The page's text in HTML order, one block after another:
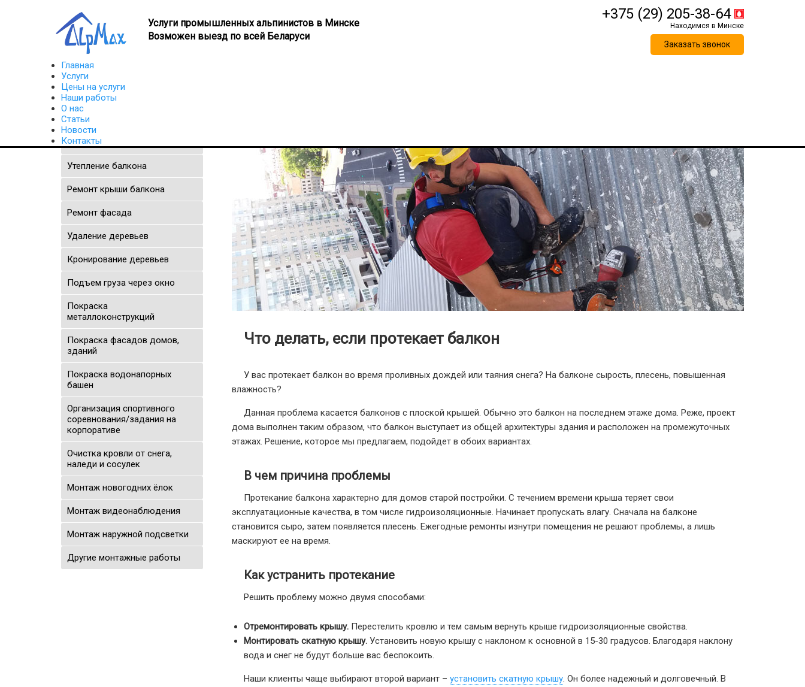
Услуги промышленных альпинистов в Минске
Возможен выезд по всей Беларуси
+375 (29) 205-38-64
Заказать звонок
Главная
Услуги
Цены на услуги
Наши работы
О нас
Статьи
Новости
Контакты
Главная Статьи
Утепление квартиры
Утепление балкона
Ремонт крыши балкона
Ремонт фасада
Удаление деревьев
Кронирование деревьев
Подъем груза через окно
Покраска
металлоконструкций
Покраска фасадов домов,
зданий
Покраска водонапорных
башен
Организация спортивного
соревнования/задания на
корпоративе
Очистка кровли от снега,
наледи и сосулек
Монтаж новогодних ёлок
Монтаж видеонаблюдения
Монтаж наружной подсветки
Другие монтажные работы
Что делать, если протекает балкон
У вас протекает балкон во время проливных дождей или таяния снега? На балконе сырость, плесень, повышенная
влажность?
Данная проблема касается балконов с плоской крышей. Обычно это балкон на последнем этаже дома. Реже, проект
дома выполнен таким образом, что балкон выступает из общей архитектуры здания и расположен на промежуточных
этажах. Решение, которое мы предлагаем, подойдет в обоих вариантах.
В чем причина проблемы
Протекание балкона характерно для домов старой постройки. С течением времени крыша теряет свои
эксплуатационные качества, в том числе гидроизоляционные. Начинает пропускать влагу. Сначала на балконе
становится сыро, затем появляется плесень. Ежегодные ремонты изнутри помещения не решают проблемы, а лишь
маскируют ее на время.
Как устранить протекание
Решить проблему можно двумя способами:
Отремонтировать крышу. Перестелить кровлю и тем самым вернуть крыше гидроизоляционные свойства.
Монтировать скатную крышу. Установить новую крышу с наклоном к основной в 15-30 градусов. Благодаря наклону
вода и снег не будут больше вас беспокоить.
Наши клиенты чаще выбирают второй вариант – установить скатную крышу. Он более надежный и долговечный. В